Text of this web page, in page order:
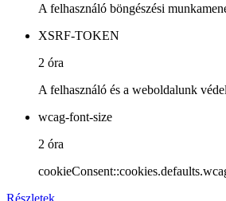
A felhasználó böngészési
XSRF-TOKEN
2 óra
A felhasználó és a weboldalunk
wcag-font-size
2 óra
Részletek